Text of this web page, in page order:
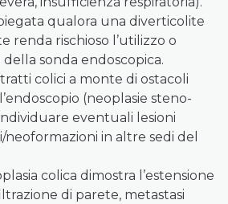
qualora una diverticolite
renda rischioso l’utilizzo o
della sonda endoscopica.
colici a monte di ostacoli
(neoplasie steno-
eventuali lesioni
neoformazioni in altre sedi del
colica dimostra l’estensione
di parete, metastasi